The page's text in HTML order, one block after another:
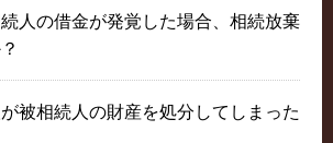
人の借金が発覚した場合、相続放棄
被相続人の財産を処分してしまった